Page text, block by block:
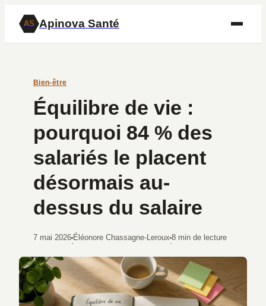
AS Apinova Santé
Bien-être
Équilibre de vie :
pourquoi 84 % des
salariés le placent
désormais au-
dessus du salaire
7 mai 2026
·
Éléonore Chassagne-Leroux
·
8 min de lecture